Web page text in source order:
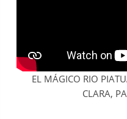
EL MÁGICO RIO
CLARA,